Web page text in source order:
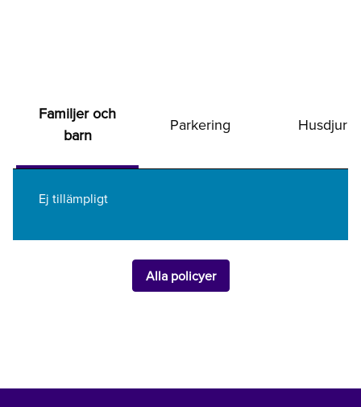
Familjer och
barn
Parkering Husdjur
Ej tillämpligt
Alla policyer